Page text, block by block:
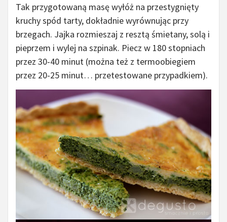
Tak przygotowaną masę wyłóż na przestygnięty
kruchy spód tarty, dokładnie wyrównując przy
brzegach. Jajka rozmieszaj z resztą śmietany, solą i
pieprzem i wylej na szpinak. Piecz w 180 stopniach
przez 30-40 minut (można też z termoobiegiem
przez 20-25 minut… przetestowane przypadkiem).